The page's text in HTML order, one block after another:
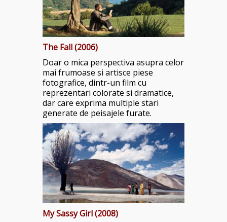
The Fall (2006)
Doar o mica perspectiva asupra celor
mai frumoase si artisce piese
fotografice, dintr-un film cu
reprezentari colorate si dramatice,
dar care exprima multiple stari
generate de peisajele furate.
My Sassy Girl (2008)